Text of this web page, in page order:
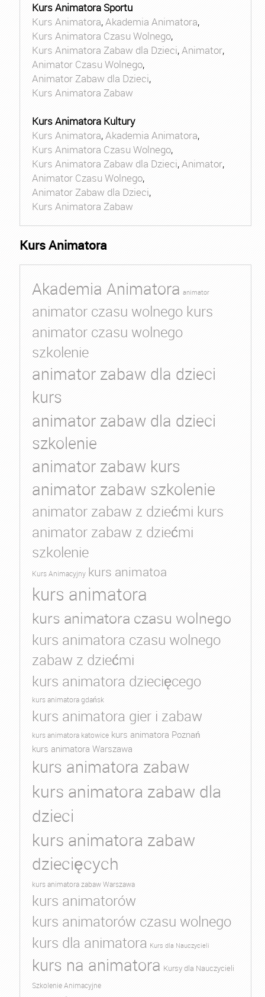
Kurs Animatora Sportu
Kurs Animatora,Akademia Animatora,
Kurs Animatora Czasu Wolnego,
Kurs Animatora Zabaw dla Dzieci,Animator,
Animator Czasu Wolnego,
Animator Zabaw dla Dzieci,
Kurs Animatora Zabaw
Kurs Animatora Kultury
Kurs Animatora,Akademia Animatora,
Kurs Animatora Czasu Wolnego,
Kurs Animatora Zabaw dla Dzieci,Animator,
Animator Czasu Wolnego,
Animator Zabaw dla Dzieci,
Kurs Animatora Zabaw
Kurs Animatora
Akademia Animatora animator
animator czasu wolnego kurs
animator czasu wolnego
szkolenie
animator zabaw dla dzieci
kurs
animator zabaw dla dzieci
szkolenie
animator zabaw kurs
animator zabaw szkolenie
animator zabaw z dziećmi kurs
animator zabaw z dziećmi
szkolenie
Kurs Animacyjny kurs animatoa
kurs animatora
kurs animatora czasu wolnego
kurs animatora czasu wolnego
zabaw z dziećmi
kurs animatora dziecięcego
kurs animatora gdańsk
kurs animatora gier i zabaw
kurs animatora katowice kurs animatora Poznań
kurs animatora Warszawa
kurs animatora zabaw
kurs animatora zabaw dla
dzieci
kurs animatora zabaw
dziecięcych
kurs animatora zabaw Warszawa
kurs animatorów
kurs animatorów czasu wolnego
kurs dla animatora Kurs dla Nauczycieli
kurs na animatora Kursy dla Nauczycieli
Szkolenie Animacyjne